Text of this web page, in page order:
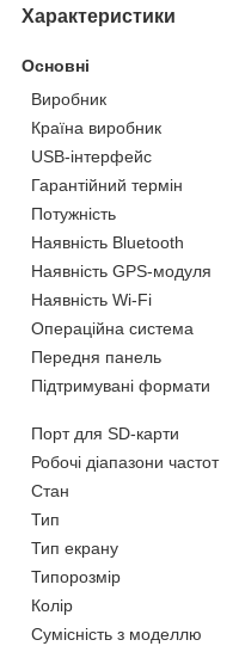
Характеристики
Основні
Виробник
Країна виробник
USB-інтерфейс
Гарантійний термін
Потужність
Наявність Bluetooth
Наявність GPS-модуля
Наявність Wi-Fi
Операційна система
Передня панель
Підтримувані формати
Порт для SD-карти
Робочі діапазони частот
Стан
Тип
Тип екрану
Типорозмір
Колір
Сумісність з моделлю